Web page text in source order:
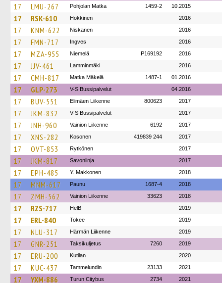
17 LMU-267 Pohjolan Matka 1459-2 10.2015
17 RSK-610 Hokkinen 2016
17 KNM-622 Niskanen 2016
17 FMN-717 Ingves 2016
17 MZA-955 Niemelä P169192 2016
17 JJV-461 Lamminmäki 2016
17 CMH-817 Matka Mäkelä 1487-1 01.2016
17 GLP-273 V-S Bussipalvelut 04.2016
17 BUV-551 Elimäen Liikenne 800623 2017
17 JKM-832 V-S Bussipalvelut 2017
17 JNH-960 Vainion Liikenne 6192 2017
17 XNS-282 Kosonen 419839 244 2017
17 OVT-853 Rytkönen 2017
17 JKM-817 Savonlinja 2017
17 EPH-485 Y. Makkonen 2018
17 MNM-617 Paunu 1687-4 2018
17 ZMH-562 Vainion Liikenne 33623 2018
17 RZS-717 HelB 2019
17 ERL-840 Tokee 2019
17 NLU-317 Härmän Liikenne 2019
17 GNR-251 Taksikuljetus 7260 2019
17 ERU-200 Kutilan 2020
17 KUC-437 Tammelundin 23133 2021
17 YXM-886 Turun Citybus 2734 2021